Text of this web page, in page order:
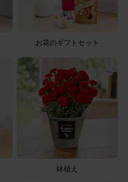
お花のギフトセット
鉢植え